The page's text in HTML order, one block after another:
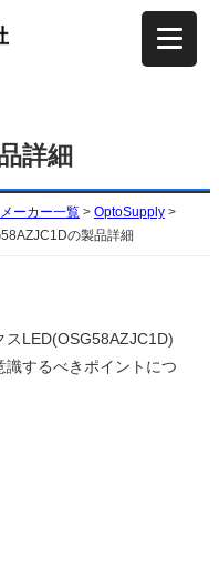
詳細
ーカー一覧 > OptoSupply >
の製品詳細
スLED(OSG58AZJC1D)
するべきポイントにつ